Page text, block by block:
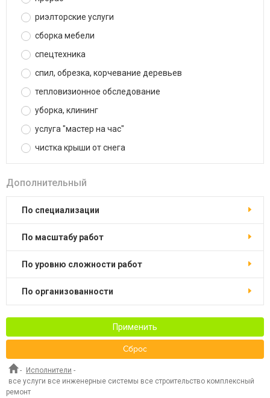
риэлторские услуги
сборка мебели
спецтехника
спил, обрезка, корчевание деревьев
тепловизионное обследование
уборка, клининг
услуга "мастер на час"
чистка крыши от снега
Дополнительный
по специализации
по масштабу работ
по уровню сложности работ
по организованности
Применить
Сброс
- Исполнители -
все услуги все инженерные системы все строительство комплексный
ремонт